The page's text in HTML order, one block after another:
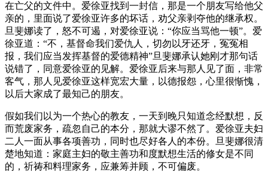
在亡父的文件中。爱徐亚找到一封信，那是一个朋友写给他父
亲的，里面说了爱徐亚许多的坏话，劝父亲剥夺他的继承权。
旦斐娜读了，怒不可遏，对爱徐亚说：“你应当骂他一顿”。爱
徐亚道：“不，基督命我们爱仇人，切勿以牙还牙，冤冤相
报，我们应当发挥基督的爱德精神”旦斐娜承认她刚才那句话
说错了，同意爱徐亚的见解。爱徐亚后来与那人见了面，非常
客气，那人见爱徐亚这样宽宏大量，以德报怨，心里很惭愧，
以后大家成了最知己的朋友。
假如我们以为一个热心的教友，一天到晚只知道念经默想，反
而荒废家务，疏忽自己的本分，那就大谬不然了。爱徐亚夫妇
二人一面从事各项善功，同时也尽好各人的本份。旦斐娜很清
楚地知道：家庭主妇的敬主善功和度默想生活的修女是不同
的，祈祷和料理家务，应兼筹并顾，不可偏废。